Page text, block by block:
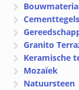
Cementtegels
Granito
Keramische
Mozaïek
Natuursteen